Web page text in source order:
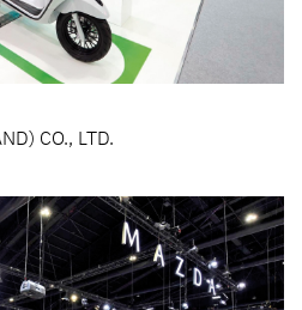
CO., LTD.